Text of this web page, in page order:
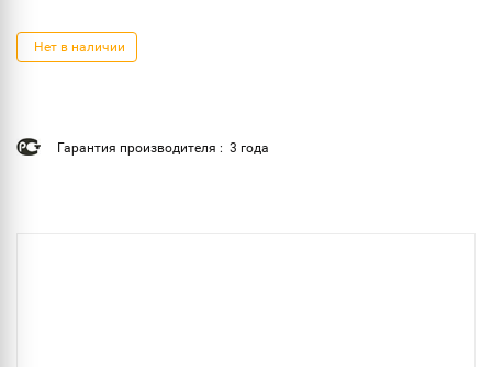
Нет в наличии
Гарантия производителя : 3 года